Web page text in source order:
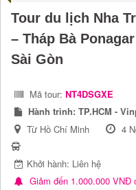
Tour du lịch Nha
– Tháp Bà
Sài Gòn
Mã tour: NT4DSGXE
Hành trình: TP.HCM -
Từ Hồ Chí Minh
4
Khởi hành: Liên hệ
Giảm đến 1.000.000